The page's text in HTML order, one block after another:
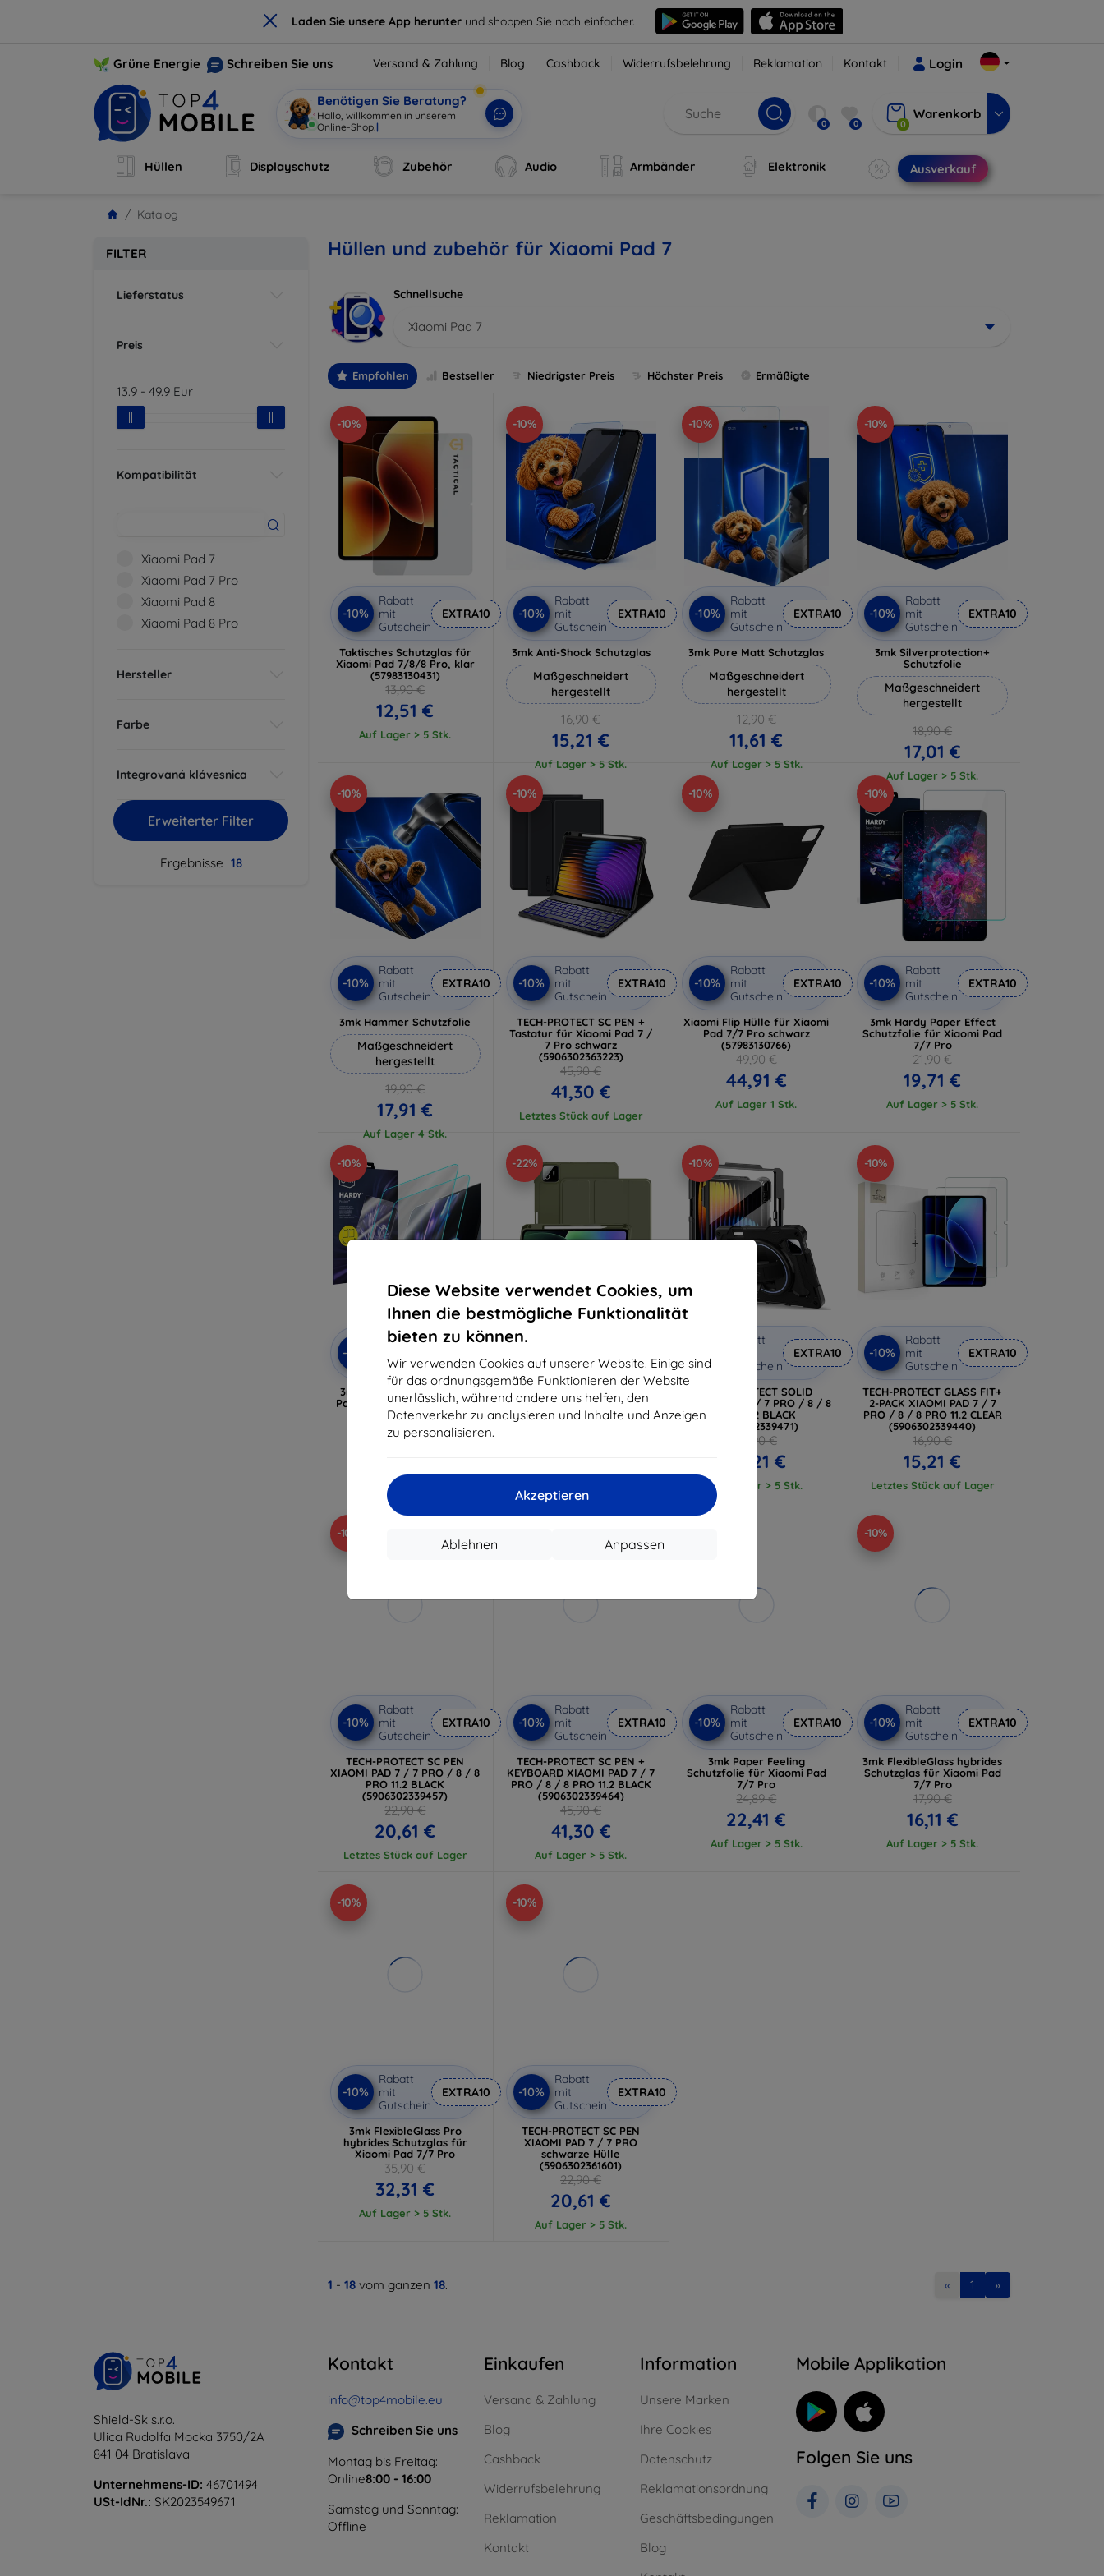
× Laden Sie unsere App herunter und shoppen Sie noch einfacher.
Diese Website verwendet Cookies, um
Ihnen die bestmögliche Funktionalität
bieten zu können.
Wir verwenden Cookies auf unserer Website. Einige sind
für das ordnungsgemäße Funktionieren der Website
unerlässlich, während andere uns helfen, den
Datenverkehr zu analysieren und Inhalte und Anzeigen
zu personalisieren.
Akzeptieren
Anpassen
Ablehnen
Grüne Energie Schreiben Sie uns Versand & Zahlung Blog Cashback Widerrufsbelehrung Reklamation Kontakt Login
Benötigen Sie Beratung?
Hallo, willkomm| 0 0 0
Warenkorb
Hüllen Displayschutz Zubehör Audio Armbänder Elektronik Ausverkauf
Katalog
FILTER
Lieferstatus
Preis
13.9 - 49.9 Eur
Kompatibilität
Xiaomi Pad 7
Xiaomi Pad 7 Pro
Xiaomi Pad 8
Xiaomi Pad 8 Pro
Hersteller
Farbe
Integrovaná klávesnica
Erweiterter Filter
Ergebnisse 18
Hüllen und zubehör für Xiaomi Pad 7
Schnellsuche
Xiaomi Pad 7
Empfohlen Bestseller Niedrigster Preis Höchster Preis Ermäßigte
-10%
-10%
Rabatt
mit
Gutschein
EXTRA10
Taktisches Schutzglas für
Xiaomi Pad 7/8/8 Pro, klar
(57983130431)
13,90 €
12,51 €
Auf Lager > 5 Stk.
-10%
-10%
Rabatt
mit
Gutschein
EXTRA10
3mk Anti-Shock Schutzglas
Maßgeschneidert
hergestellt
16,90 €
15,21 €
Auf Lager > 5 Stk.
-10%
-10%
Rabatt
mit
Gutschein
EXTRA10
3mk Pure Matt Schutzglas
Maßgeschneidert
hergestellt
12,90 €
11,61 €
Auf Lager > 5 Stk.
-10%
-10%
Rabatt
mit
Gutschein
EXTRA10
3mk Silverprotection+
Schutzfolie
Maßgeschneidert
hergestellt
18,90 €
17,01 €
Auf Lager > 5 Stk.
-10%
-10%
Rabatt
mit
Gutschein
EXTRA10
3mk Hammer Schutzfolie
Maßgeschneidert
hergestellt
19,90 €
17,91 €
Auf Lager 4 Stk.
-10%
-10%
Rabatt
mit
Gutschein
EXTRA10
TECH-PROTECT SC PEN +
Tastatur für Xiaomi Pad 7 /
7 Pro schwarz
(5906302363223)
45,90 €
41,30 €
Letztes Stück auf Lager
-10%
-10%
Rabatt
mit
Gutschein
EXTRA10
Xiaomi Flip Hülle für Xiaomi
Pad 7/7 Pro schwarz
(57983130766)
49,90 €
44,91 €
Auf Lager 1 Stk.
-10%
-10%
Rabatt
mit
Gutschein
EXTRA10
3mk Hardy Paper Effect
Schutzfolie für Xiaomi Pad
7/7 Pro
21,90 €
19,71 €
Auf Lager > 5 Stk.
-10%
-10%
Rabatt
Gutschein
3mk Hardy Fusion Hybrid
Panzerglas für Xiaomi Pad
7/7 Pro
24,89 €
Auf Lager > 5 Stk.
-22%
Gutschein
TECH-PROTECT SC PEN
XIAOMI PAD 7 / 7 PRO / 8 / 8
PRO 11.2 PINE GREEN
-10%
Rabatt
Gutschein
EXTRA10
TECH-PROTECT SOLID
XIAOMI PAD 7 / 7 PRO / 8 / 8
PRO 11.2 BLACK
(5906302339471)
36,90 €
33,21 €
Auf Lager > 5 Stk.
-10%
-10%
Rabatt
mit
Gutschein
EXTRA10
TECH-PROTECT GLASS FIT+
2-PACK XIAOMI PAD 7 / 7
PRO / 8 / 8 PRO 11.2 CLEAR
(5906302339440)
16,90 €
15,21 €
Letztes Stück auf Lager
-10%
-10%
Rabatt
mit
Gutschein
EXTRA10
TECH-PROTECT SC PEN
XIAOMI PAD 7 / 7 PRO / 8 / 8
PRO 11.2 BLACK
(5906302339457)
22,90 €
20,61 €
Letztes Stück auf Lager
-10%
Rabatt
mit
Gutschein
EXTRA10
TECH-PROTECT SC PEN +
KEYBOARD XIAOMI PAD 7 / 7
PRO / 8 / 8 PRO 11.2 BLACK
(5906302339464)
45,90 €
41,30 €
Auf Lager > 5 Stk.
-10%
Rabatt
mit
Gutschein
EXTRA10
3mk Paper Feeling
Schutzfolie für Xiaomi Pad
7/7 Pro
24,89 €
22,41 €
Auf Lager > 5 Stk.
-10%
-10%
Rabatt
mit
Gutschein
EXTRA10
3mk FlexibleGlass hybrides
Schutzglas für Xiaomi Pad
7/7 Pro
17,90 €
16,11 €
Auf Lager > 5 Stk.
-10%
-10%
Rabatt
mit
Gutschein
EXTRA10
3mk FlexibleGlass Pro
hybrides Schutzglas für
Xiaomi Pad 7/7 Pro
35,90 €
32,31 €
Auf Lager > 5 Stk.
-10%
-10%
Rabatt
mit
Gutschein
EXTRA10
TECH-PROTECT SC PEN
XIAOMI PAD 7 / 7 PRO
schwarze Hülle
(5906302361601)
22,90 €
20,61 €
Auf Lager > 5 Stk.
1 - 18 vom ganzen 18. « 1 »
Shield-Sk s.r.o.
Ulica Rudolfa Mocka 3750/2A
841 04 Bratislava
Unternehmens-ID: 46701494
USt-IdNr.: SK2023549671
Kontakt
info@top4mobile.eu
Schreiben Sie uns
Montag bis Freitag:
Online8:00 - 16:00
Samstag und Sonntag:
Offline
Einkaufen
Versand & Zahlung
Blog
Cashback
Widerrufsbelehrung
Reklamation
Kontakt
Information
Unsere Marken
Ihre Cookies
Datenschutz
Reklamationsordnung
Geschäftsbedingungen
Blog
Mobile Applikation
Folgen Sie uns